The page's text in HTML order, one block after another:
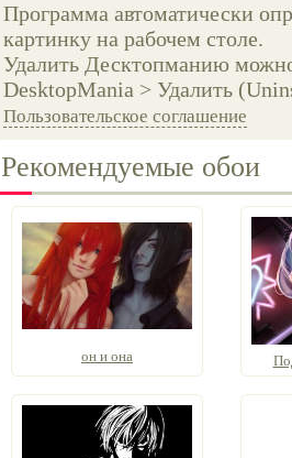
Программа автоматически
картинку на рабочем столе.
Удалить Десктопманию
DesktopMania > Удалить
Пользовательское соглашение
Рекомендуемые обои
он и она